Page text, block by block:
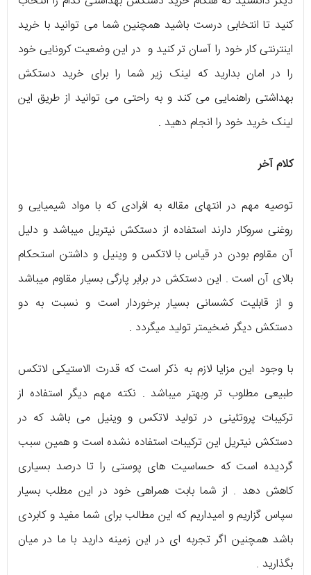
کنید تا انتخابی درست باشید همچنین شما می توانید با خرید
اینترنتی کار خود را آسان تر کنید و در این وضعیت کرونایی خود
را در امان بدارید که لینک زیر شما را برای خرید دستکش
بهداشتی راهنمایی می کند و به راحتی می توانید از طریق این
لینک خرید خود را انجام دهید .
کلام آخر
توصیه مهم در انتهای مقاله به افرادی که با مواد شیمیایی و
روغنی سروکار دارند استفاده از دستکش نیتریل می­باشد و دلیل
آن مقاوم بودن در قیاس با لاتکس و وینیل و داشتن استحکام
بالای آن است . این دستکش در برابر پارگی بسیار مقاوم می­باشد
و از قابلیت کشسانی بسیار برخوردار است و نسبت به دو
دستکش دیگر ضخیم­تر تولید می­گردد .
با وجود این مزایا لازم به ذکر است که قدرت الاستیکی لاتکس
طبیعی مطلوب تر وبهتر می­باشد . نکته مهم دیگر استفاده از
ترکیبات پروتئینی در تولید لاتکس و وینیل می­ باشد که در
دستکش نیتریل این ترکیبات استفاده نشده است و همین سبب
گردیده است که حساسیت­ های پوستی را تا درصد بسیاری
کاهش دهد . از شما بابت همراهی خود در این مطلب بسیار
سپاس گزاریم و امیداریم که این مطالب برای شما مفید و کابردی
باشد همچنین اگر تجربه ای در این زمینه دارید با ما در میان
بگذارید .